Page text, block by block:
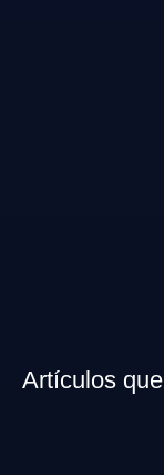
Artículos